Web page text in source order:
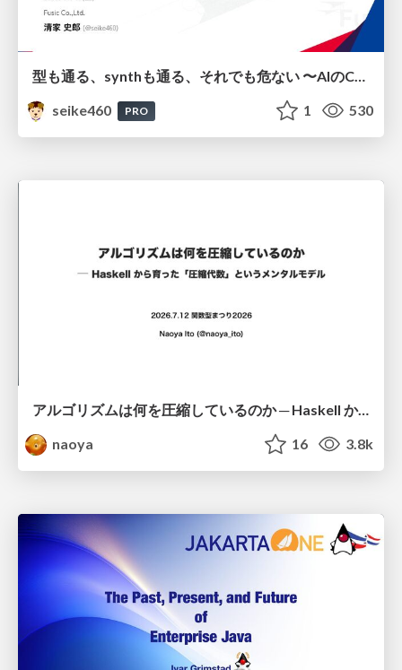
seike460
PRO 1 530
アルゴリズムは何を圧縮しているのか ─ Haskell から育った「圧縮代数」というメンタルモデル
naoya
16 3.8k